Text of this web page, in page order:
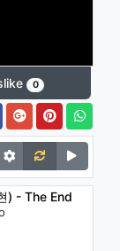
0
) - The End